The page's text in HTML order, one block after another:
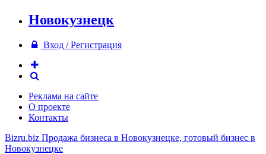
Новокузнецк
Вход / Регистрация
Реклама на сайте
О проекте
Контакты
Bizru.biz Продажа бизнеса в Новокузнецке, готовый бизнес в
Новокузнецке